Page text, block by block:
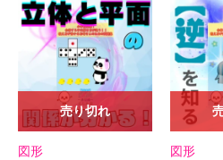
図形
売り切れ
図形